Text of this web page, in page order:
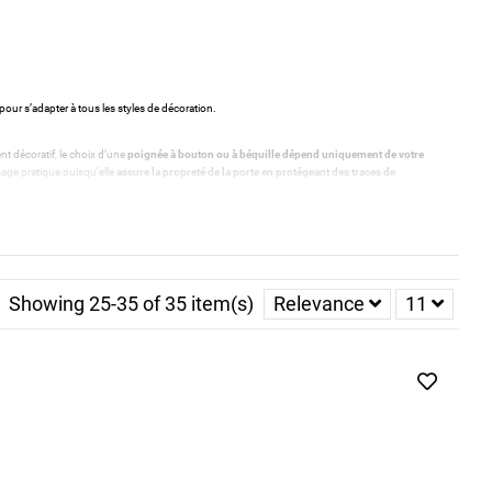
s’adapter à tous les styles de décoration.
décoratif, le choix d’unepoignée à bouton ou à béquille dépend uniquement de votre
pratique puisqu’elle assure la propreté de la porte en protégeant des traces de
cave, garage ou bureau, toutes les pièces nécessitant d’être fermées à clé
de sécurité, la poignée de porte à condamnation peut également se débloquer de
Showing 25-35 of 35 item(s) Relevance 11